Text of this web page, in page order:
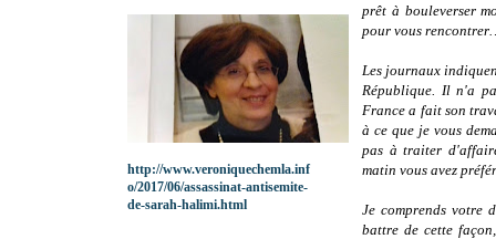
prêt à bouleverser
pour vous
Les journaux
République. Il n'a
France a fait son
à ce que je vous
pas à traiter
matin vous avez
Je comprends votre
battre de cette
http://www.veroniquechemla.inf
o/2017/06/assassinat-antisemite-
de-sarah-halimi.html